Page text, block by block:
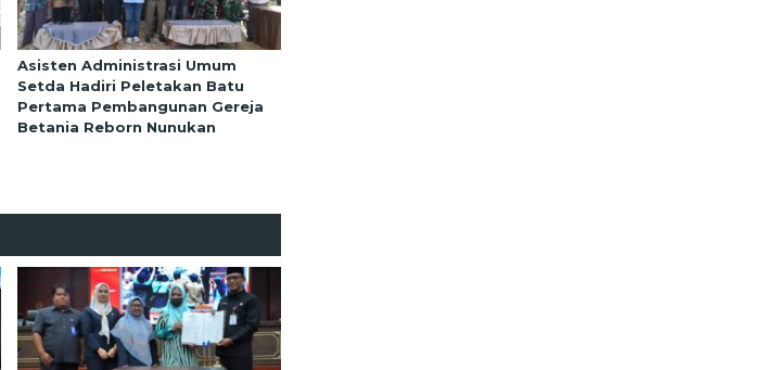
Asisten Administrasi Umum
Setda Hadiri Peletakan Batu
Pertama Pembangunan Gereja
Betania Reborn Nunukan